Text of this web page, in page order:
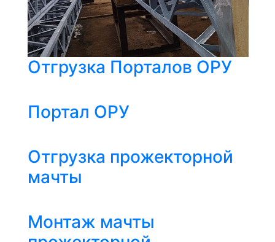
Отгрузка Порталов ОРУ
Портал ОРУ
Отгрузка прожекторной
мачты
Монтаж мачты